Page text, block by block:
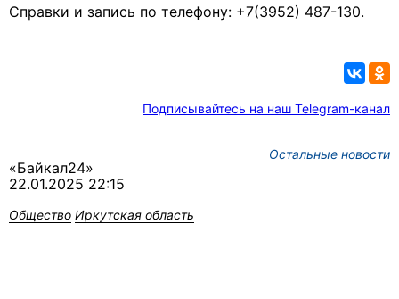
Справки и запись по телефону: +7(3952) 487-130.
Подписывайтесь на наш Telegram-канал
Остальные новости
«Байкал24»
22.01.2025 22:15
Общество Иркутская область